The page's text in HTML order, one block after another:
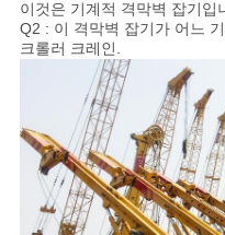
책
이것은 기계적 격막벽 잡기입
Q2 : 이 격막벽 잡기가 어느
크롤러 크레인.